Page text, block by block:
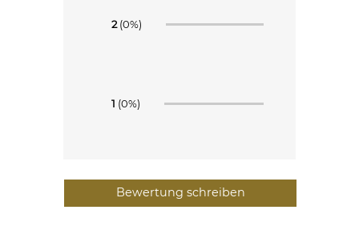
2(0%)
1 (0%)
Bewertung schreiben